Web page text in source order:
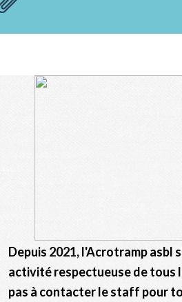
Depuis 2021, l'Acrotramp asbl
activité respectueuse de tous
pas à contacter le staff pour